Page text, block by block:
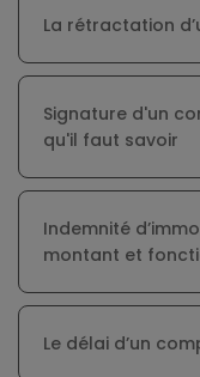
La rétractation
Signature d'un
qu'il faut savoir
Indemnité
montant et
Le délai d’un